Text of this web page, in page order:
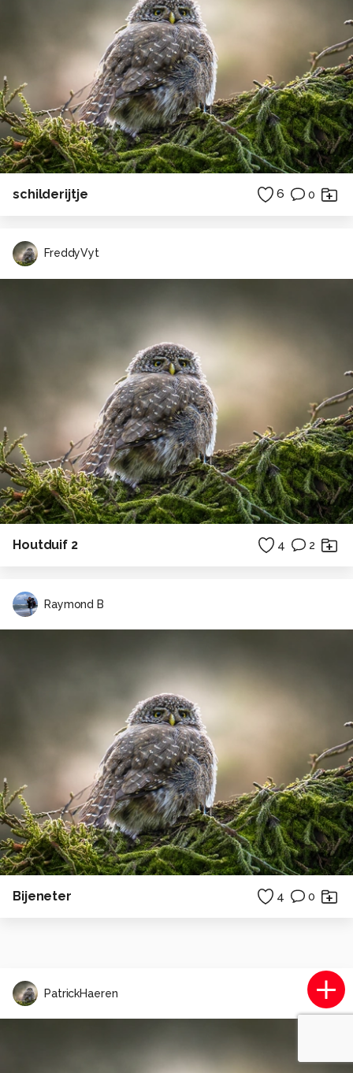
schilderijtje 6 0
FreddyVyt
Houtduif 2 4 2
Raymond B
Bijeneter 4 0
PatrickHaeren